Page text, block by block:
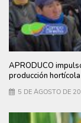
APRODUCO
producción hortícola
5 DE AGOSTO DE